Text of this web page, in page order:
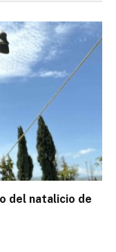
del natalicio de